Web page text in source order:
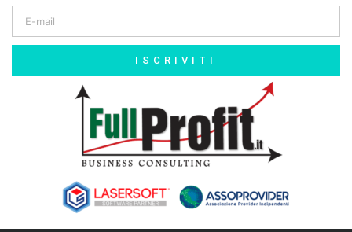
ISCRIVITI